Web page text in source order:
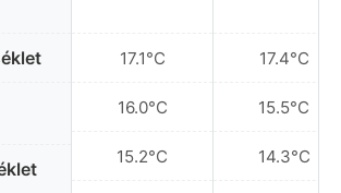
17.1°C
16.0°C
15.2°C
17.4°C
15.5°C
14.3°C